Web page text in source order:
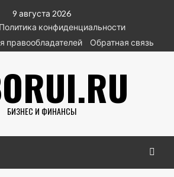
9 августа 2026
Политика конфиденциальности
правообладателей
Обратная связь
БИЗНЕС И ФИНАНСЫ